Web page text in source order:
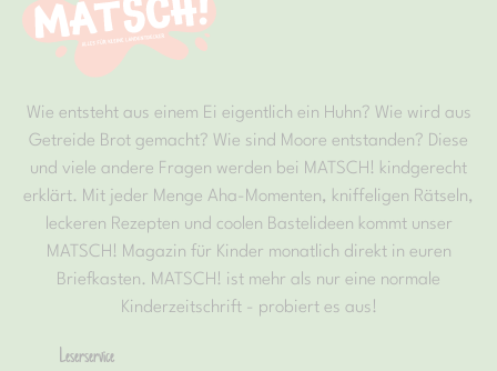
Wie entsteht aus einem Ei eigentlich ein Huhn? Wie wird aus
Getreide Brot gemacht? Wie sind Moore entstanden? Diese
und viele andere Fragen werden bei MATSCH! kindgerecht
erklärt. Mit jeder Menge Aha-Momenten, kniffeligen Rätseln,
leckeren Rezepten und coolen Bastelideen kommt unser
MATSCH! Magazin für Kinder monatlich direkt in euren
Briefkasten. MATSCH! ist mehr als nur eine normale
Kinderzeitschrift - probiert es aus!
Leserservice